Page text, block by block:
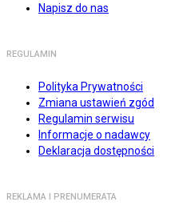
Napisz do nas
REGULAMIN
Polityka Prywatności
Zmiana ustawień zgód
Regulamin serwisu
Informacje o nadawcy
Deklaracja dostępności
REKLAMA I PRENUMERATA